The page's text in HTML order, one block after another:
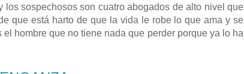
sospechosos son cuatro abogados de alto nivel que
que está harto de que la vida le robe lo que ama y se
hombre que no tiene nada que perder porque ya lo ha